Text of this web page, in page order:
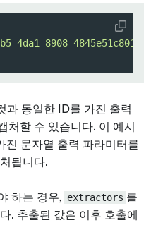
4da1-8908-4845e51c801b"
과 동일한 ID를 가진 출력
처할 수 있습니다. 이 예시
진 문자열 출력 파라미터를
됩니다.
하는 경우, extractors 를
. 추출된 값은 이후 호출에